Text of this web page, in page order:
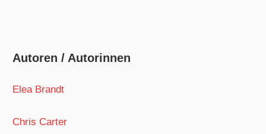
Autoren / Autorinnen
Elea Brandt
Chris Carter